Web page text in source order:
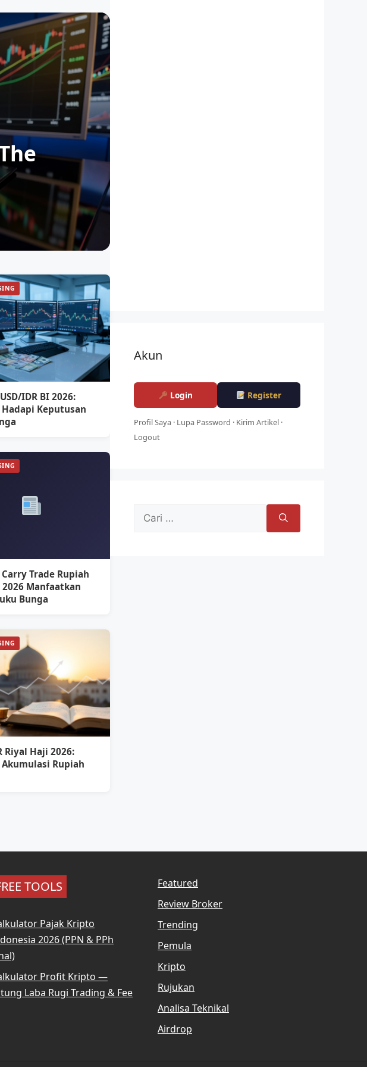
IDR BI 2026:
Keputusan
Trade Rupiah
2026 Manfaatkan
Bunga
Riyal Haji 2026:
Rupiah
Akun
Login Register
Profil Saya · Lupa Password · Kirim Artikel ·
Logout
Cari
TOOLS
Pajak Kripto
2026 (PPN & PPh
Profit Kripto —
Laba Rugi Trading & Fee
Featured
Review Broker
Trending
Pemula
Kripto
Rujukan
Analisa Teknikal
Airdrop